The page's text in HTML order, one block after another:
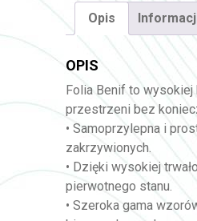
Opis
OPIS
Folia Benif to wysokiej
przestrzeni bez
• Samoprzylepna i
zakrzywionych.
• Dzięki wysokiej
pierwotnego stanu.
• Szeroka gama